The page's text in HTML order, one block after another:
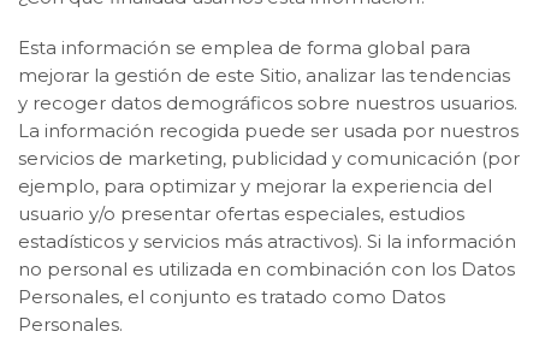
Esta información se emplea de forma global para
mejorar la gestión de este Sitio, analizar las tendencias
y recoger datos demográficos sobre nuestros usuarios.
La información recogida puede ser usada por nuestros
servicios de marketing, publicidad y comunicación (por
ejemplo, para optimizar y mejorar la experiencia del
usuario y/o presentar ofertas especiales, estudios
estadísticos y servicios más atractivos). Si la información
no personal es utilizada en combinación con los Datos
Personales, el conjunto es tratado como Datos
Personales.